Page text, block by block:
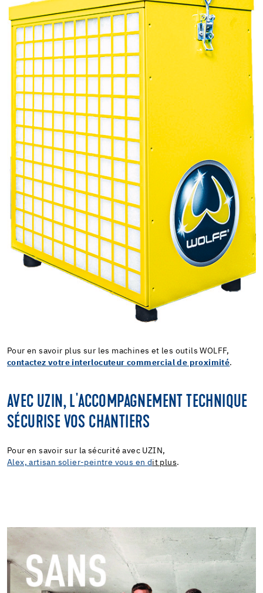
Pour en savoir plus sur les machines et les outils WOLFF,
contactez votre interlocuteur commercial de proximité.
AVEC UZIN, L'ACCOMPAGNEMENT TECHNIQUE
SÉCURISE VOS CHANTIERS
Pour en savoir sur la sécurité avec UZIN,
Alex, artisan solier-peintre vous en d it plus.